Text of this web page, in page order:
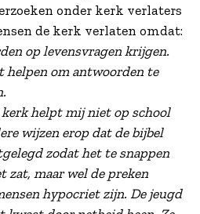
onder kerk verlaters
de kerk verlaten omdat:
op levensvragen krijgen.
helpen om antwoorden te
kerk helpt mij niet op school
wijzen erop dat de bijbel
zodat het te snappen
zat, maar wel de preken
hypocriet zijn. De jeugd